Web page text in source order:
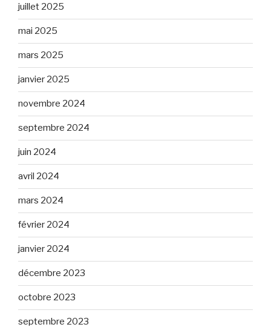
juillet 2025
mai 2025
mars 2025
janvier 2025
novembre 2024
septembre 2024
juin 2024
avril 2024
mars 2024
février 2024
janvier 2024
décembre 2023
octobre 2023
septembre 2023